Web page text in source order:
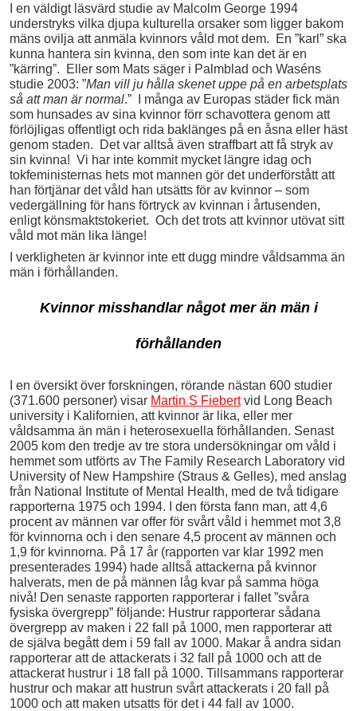
I en väldigt läsvärd studie av Malcolm George 1994
understryks vilka djupa kulturella orsaker som ligger bakom
mäns ovilja att anmäla kvinnors våld mot dem. En ”karl” ska
kunna hantera sin kvinna, den som inte kan det är en
”kärring”. Eller som Mats säger i Palmblad och Waséns
studie 2003: ”Man vill ju hålla skenet uppe på en arbetsplats
så att man är normal.” I många av Europas städer fick män
som hunsades av sina kvinnor förr schavottera genom att
förlöjligas offentligt och rida baklänges på en åsna eller häst
genom staden. Det var alltså även straffbart att få stryk av
sin kvinna! Vi har inte kommit mycket längre idag och
tokfeministernas hets mot mannen gör det underförstått att
han förtjänar det våld han utsätts för av kvinnor – som
vedergällning för hans förtryck av kvinnan i årtusenden,
enligt könsmaktstokeriet. Och det trots att kvinnor utövat sitt
våld mot män lika länge!
I verkligheten är kvinnor inte ett dugg mindre våldsamma än
män i förhållanden.
Kvinnor misshandlar något mer än män i
förhållanden
I en översikt över forskningen, rörande nästan 600 studier
(371.600 personer) visar Martin S Fiebertvid Long Beach
university i Kalifornien, att kvinnor är lika, eller mer
våldsamma än män i heterosexuella förhållanden. Senast
2005 kom den tredje av tre stora undersökningar om våld i
hemmet som utförts av The Family Research Laboratory vid
University of New Hampshire (Straus & Gelles), med anslag
från National Institute of Mental Health, med de två tidigare
rapporterna 1975 och 1994. I den första fann man, att 4,6
procent av männen var offer för svårt våld i hemmet mot 3,8
för kvinnorna och i den senare 4,5 procent av männen och
1,9 för kvinnorna. På 17 år (rapporten var klar 1992 men
presenterades 1994) hade alltså attackerna på kvinnor
halverats, men de på männen låg kvar på samma höga
nivå! Den senaste rapporten rapporterar i fallet ”svåra
fysiska övergrepp” följande: Hustrur rapporterar sådana
övergrepp av maken i 22 fall på 1000, men rapporterar att
de själva begått dem i 59 fall av 1000. Makar å andra sidan
rapporterar att de attackerats i 32 fall på 1000 och att de
attackerat hustrur i 18 fall på 1000. Tillsammans rapporterar
hustrur och makar att hustrun svårt attackerats i 20 fall på
1000 och att maken utsatts för det i 44 fall av 1000.